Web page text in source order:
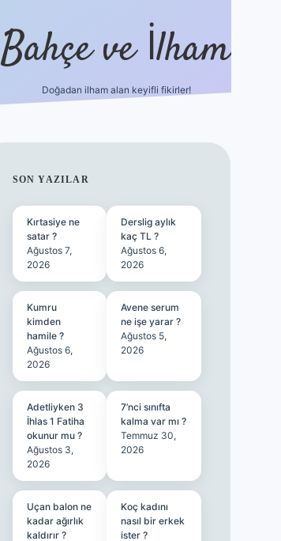
Bahçe ve İlham
Doğadan ilham alan keyifli fikirler!
SIDEBAR
SON YAZILAR
Kırtasiye ne
satar ?
Ağustos 7,
2026
Derslig aylık
kaç TL ?
Ağustos 6,
2026
Kumru
kimden
hamile ?
Ağustos 6,
2026
Avene serum
ne işe yarar ?
Ağustos 5,
2026
Adetliyken 3
İhlas 1 Fatiha
okunur mu ?
Ağustos 3,
2026
7’nci sınıfta
kalma var mı ?
Temmuz 30,
2026
Uçan balon ne
kadar ağırlık
kaldırır ?
Koç kadını
nasıl bir erkek
ister ?